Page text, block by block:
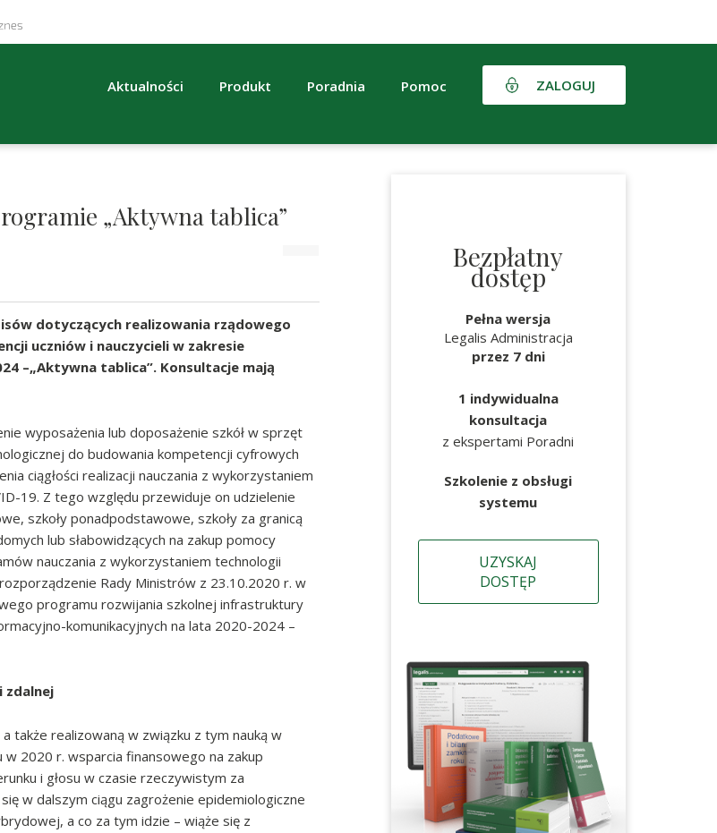
Aktualności Produkt Poradnia Pomoc ZALOGUJ
„Aktywna tablica”
dotyczących realizowania rządowego
uczniów i nauczycieli w zakresie
–„Aktywna tablica”. Konsultacje mają
wyposażenia lub doposażenie szkół w sprzęt
do budowania kompetencji cyfrowych
ciągłości realizacji nauczania z wykorzystaniem
19. Z tego względu przewiduje on udzielenie
szkoły ponadpodstawowe, szkoły za granicą
lub słabowidzących na zakup pomocy
nauczania z wykorzystaniem technologii
Rady Ministrów z 23.10.2020 r. w
programu rozwijania szkolnej infrastruktury
komunikacyjnych na lata 2020-2024 –
zdalnej
także realizowaną w związku z tym nauką w
2020 r. wsparcia finansowego na zakup
i głosu w czasie rzeczywistym za
w dalszym ciągu zagrożenie epidemiologiczne
a co za tym idzie – wiąże się z
Bezpłatny
dostęp
Pełna wersja
Legalis Administracja
przez 7 dni
1 indywidualna
konsultacja
z ekspertami Poradni
Szkolenie z obsługi
systemu
UZYSKAJ
DOSTĘP